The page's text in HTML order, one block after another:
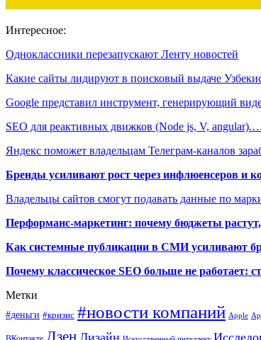
Интересное:
Одноклассники перезапускают Ленту новостей
Какие сайты лидируют в поисковый выдаче
Google представил инструмент, генерирующий
SEO для реактивных движков (Node js, V,
Яндекс поможет владельцам Телеграм-каналов
Бренды усиливают рост через инфлюенсеров и
Владельцы сайтов смогут подавать данные по
Перформанс-маркетинг: почему бюджеты
Как системные публикации в СМИ усиливают
Почему классическое SEO больше не работает:
Метки
#деньги #кризис #новости компаний Apple
Дзен Дизайн